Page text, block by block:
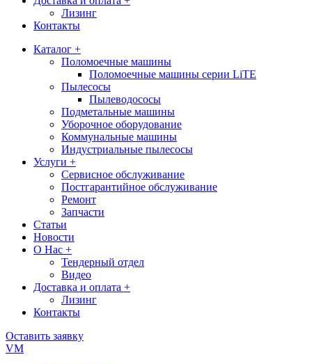
Лизинг
Контакты
Каталог +
Поломоечные машины
Поломоечные машины серии LiTE
Пылесосы
Пылеводососы
Подметальные машины
Уборочное оборудование
Коммунальные машины
Индустриальные пылесосы
Услуги +
Сервисное обслуживание
Постгарантийное обслуживание
Ремонт
Запчасти
Статьи
Новости
О Нас +
Тендерный отдел
Видео
Доставка и оплата +
Лизинг
Контакты
Оставить заявку
VM